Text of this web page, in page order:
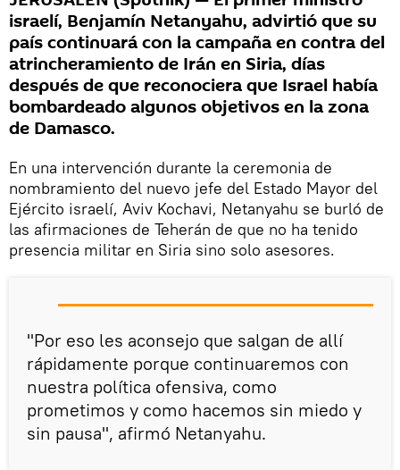
israelí, Benjamín Netanyahu, advirtió que su
país continuará con la campaña en contra del
atrincheramiento de Irán en Siria, días
después de que reconociera que Israel había
bombardeado algunos objetivos en la zona
de Damasco.
En una intervención durante la ceremonia de
nombramiento del nuevo jefe del Estado Mayor del
Ejército israelí, Aviv Kochavi, Netanyahu se burló de
las afirmaciones de Teherán de que no ha tenido
presencia militar en Siria sino solo asesores.
"Por eso les aconsejo que salgan de allí
rápidamente porque continuaremos con
nuestra política ofensiva, como
prometimos y como hacemos sin miedo y
sin pausa", afirmó Netanyahu.